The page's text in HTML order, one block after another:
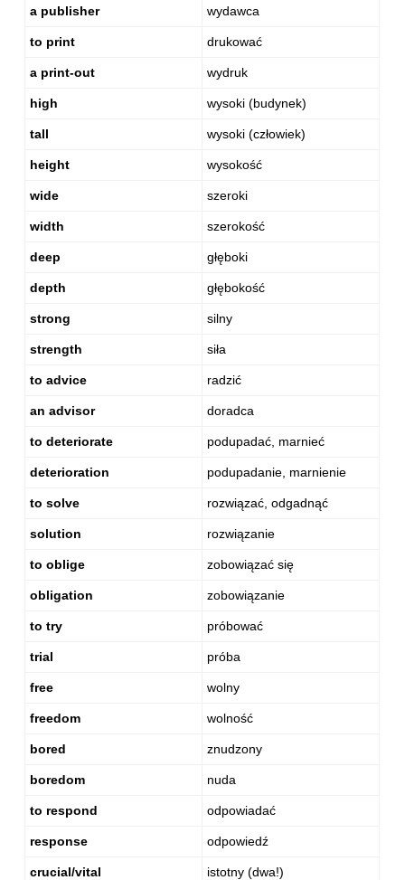
a publisher wydawca
to print drukować
a print-out wydruk
high wysoki (budynek)
tall wysoki (człowiek)
height wysokość
wide szeroki
width szerokość
deep głęboki
depth głębokość
strong silny
strength siła
to advice radzić
an advisor doradca
to deteriorate podupadać, marnieć
deterioration podupadanie, marnienie
to solve rozwiązać, odgadnąć
solution rozwiązanie
to oblige zobowiązać się
obligation zobowiązanie
to try próbować
trial próba
free wolny
freedom wolność
bored znudzony
boredom nuda
to respond odpowiadać
response odpowiedź
crucial/vital istotny (dwa!)